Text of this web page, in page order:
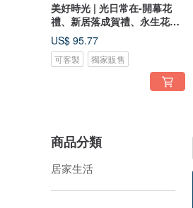
美好時光 | 光日常在-開幕花
禮、新居落成賀禮、永生花、
花禮、桌
US$ 95.77
可客製 獨家販售
商品分類
居家生活